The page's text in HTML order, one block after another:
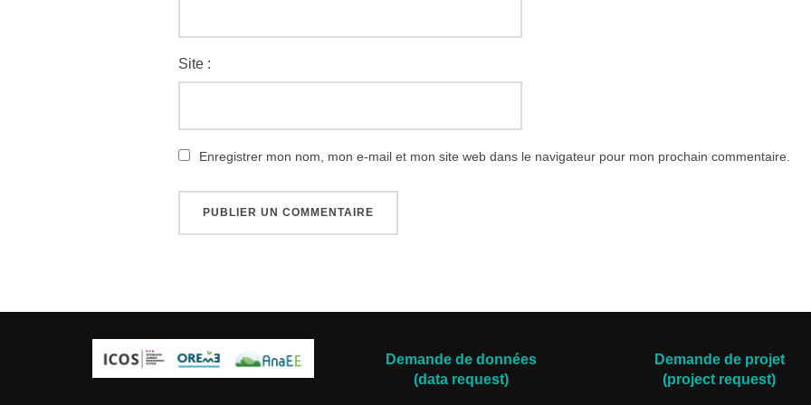
Site :
Enregistrer mon nom, mon e-mail et mon site web dans le navigateur pour mon prochain commentaire.
Demande de données
(data request)
Demande de projet
(project request)